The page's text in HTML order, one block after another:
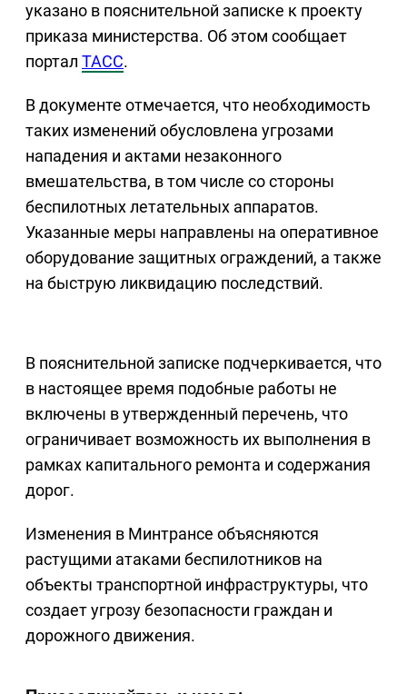
указано в пояснительной записке к проекту
приказа министерства. Об этом сообщает
портал ТАСС.
В документе отмечается, что необходимость
таких изменений обусловлена угрозами
нападения и актами незаконного
вмешательства, в том числе со стороны
беспилотных летательных аппаратов.
Указанные меры направлены на оперативное
оборудование защитных ограждений, а также
на быструю ликвидацию последствий.
В пояснительной записке подчеркивается, что
в настоящее время подобные работы не
включены в утвержденный перечень, что
ограничивает возможность их выполнения в
рамках капитального ремонта и содержания
дорог.
Изменения в Минтрансе объясняются
растущими атаками беспилотников на
объекты транспортной инфраструктуры, что
создает угрозу безопасности граждан и
дорожного движения.